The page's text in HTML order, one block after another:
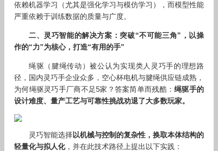
依赖机器学习（尤其是强化学习与模仿学习），而模型性能
严重依赖于训练数据的质量与广度。
二、灵巧智能的解决方案：突破“不可能三角”，以操
作的“力”为核心，打造“有用的手”
绳驱（腱绳传动）被公认为实现类人灵巧手的理想路
径，国内灵巧手企业众多，空心杯电机与腱绳供应链成熟，
为何绳驱灵巧手厂商不足5家？答案简单而残酷：绳驱手的
设计难度、量产工艺与可靠性挑战劝退了大多数玩家。
灵巧智能选择 以机械与控制的复杂性，换取本体结构的
轻量化与拟人化，并在此技术路径上提出以下实践：